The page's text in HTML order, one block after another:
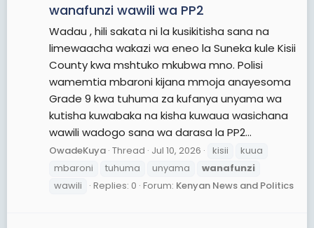
wanafunzi wawili wa PP2
Wadau , hili sakata ni la kusikitisha sana na
limewaacha wakazi wa eneo la Suneka kule Kisii
County kwa mshtuko mkubwa mno. Polisi
wamemtia mbaroni kijana mmoja anayesoma
Grade 9 kwa tuhuma za kufanya unyama wa
kutisha kuwabaka na kisha kuwaua wasichana
wawili wadogo sana wa darasa la PP2...
OwadeKuya Thread Jul 10, 2026 kisii
kuua
mbaroni
tuhuma unyama
wanafunzi
wawili
Replies: 0 Forum: Kenyan News and Politics